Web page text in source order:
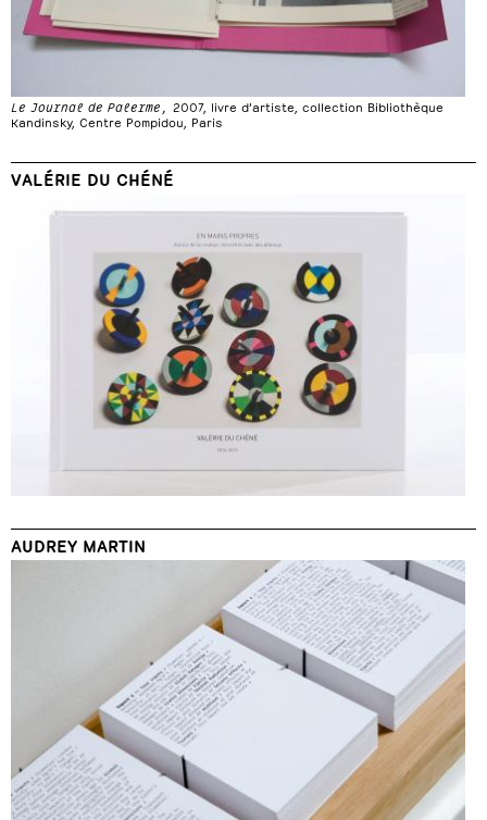
Le Journal de Palerme,
2007, livre d’artiste, collection Bibliothèque
Kandinsky, Centre Pompidou, Paris
VALÉRIE DU CHÉNÉ
AUDREY MARTIN